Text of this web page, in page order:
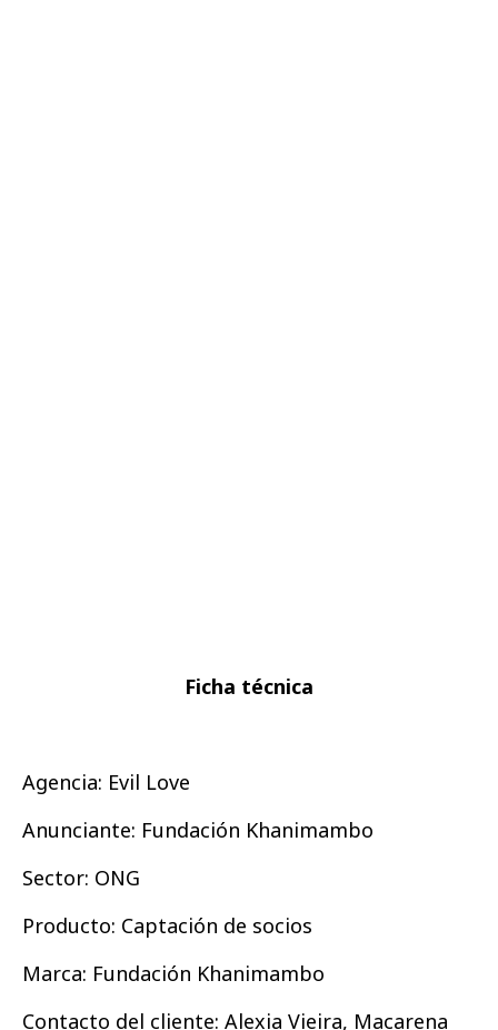
Ficha técnica
Agencia: Evil Love
Anunciante: Fundación Khanimambo
Sector: ONG
Producto: Captación de socios
Marca: Fundación Khanimambo
Contacto del cliente: Alexia Vieira, Macarena